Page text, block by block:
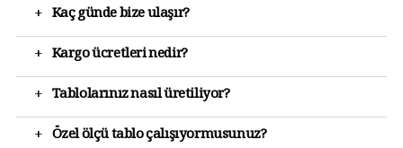
+ Kaç günde bize ulaşır?
+ Kargo ücretleri nedir?
+ Tablolarınız nasıl üretiliyor?
+ Özel ölçü tablo çalışıyormusunuz?